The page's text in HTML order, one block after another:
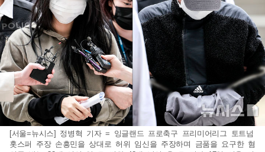
[서울=뉴시스] 정병혁 기자 = 잉글랜드 프로축구 프리미어리그 토트넘
홋스퍼 주장 손흥민을 상대로 허위 임신을 주장하며 금품을 요구한 혐